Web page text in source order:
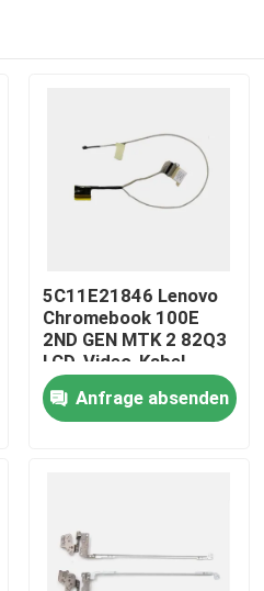
5C11E21846 Lenovo
Chromebook 100E
2ND GEN MTK 2 82Q3
LCD-Video-Kabel
Anfrage absenden